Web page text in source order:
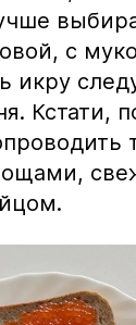
с
икру
Кстати,